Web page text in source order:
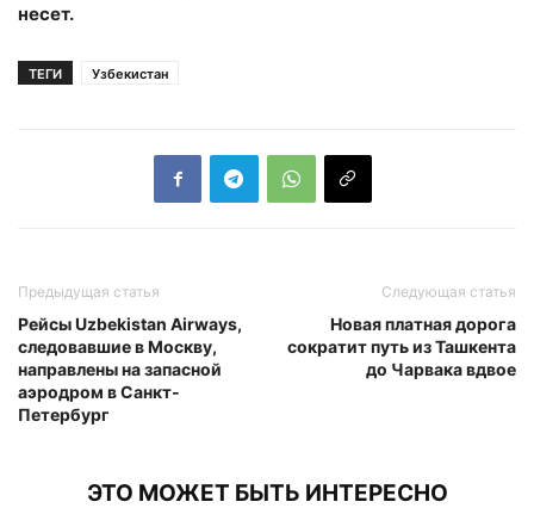
несет.
ТЕГИ Узбекистан
Предыдущая статья
Рейсы Uzbekistan Airways,
следовавшие в Москву,
направлены на запасной
аэродром в Санкт-
Петербург
Следующая статья
Новая платная дорога
сократит путь из Ташкента
до Чарвака вдвое
ЭТО МОЖЕТ БЫТЬ ИНТЕРЕСНО